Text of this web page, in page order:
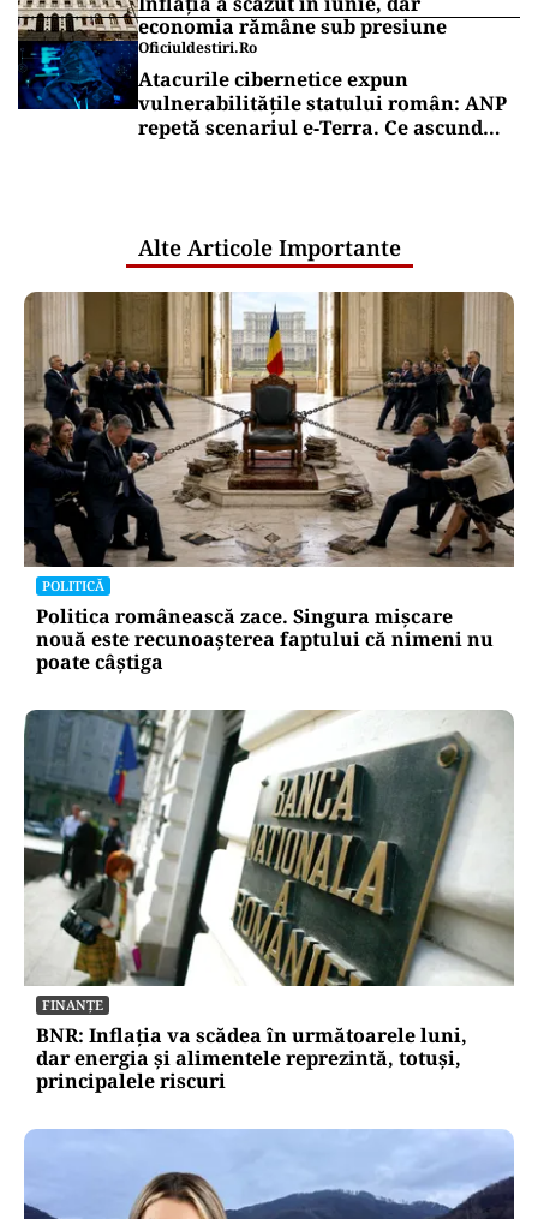
economia rămâne sub presiune
Oficiuldestiri.ro
Atacurile cibernetice expun
vulnerabilitățile statului român: ANP
repetă scenariul e‑Terra. Ce ascund
Alte Articole Importante
POLITICĂ
Politica românească zace. Singura mișcare
nouă este recunoașterea faptului că nimeni nu
poate câștiga
FINANȚE
BNR: Inflația va scădea în următoarele luni,
dar energia și alimentele reprezintă, totuși,
principalele riscuri